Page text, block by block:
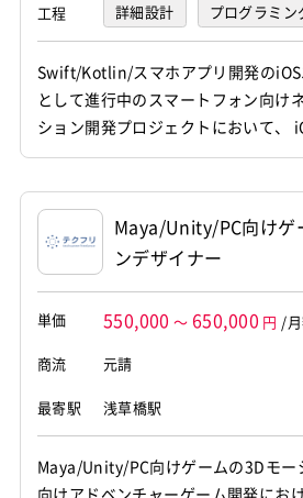
工程 詳細設計 プログラミン
Swift/Kotlin/スマホアプリ開発の
として進行中のスマートフォン向け
ション開発プロジェクトにおいて、
設計から実装、運用保守までを一貫
ドレビュー、品質管理等に携わって
内容】 下記の業務を担っていただく
Maya/Unity/PC向けゲ
ンデザイナー
単価 550,000 ～ 650,000 円 /
商流
元請
最寄駅 浅草橋駅
Maya/Unity/PC向けゲームの3Dモー
向けアドベンチャーゲーム開発にお